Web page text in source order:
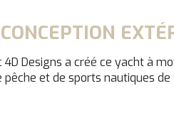
CONCEPTION
Designs a créé ce yacht à
et de sports nautiques